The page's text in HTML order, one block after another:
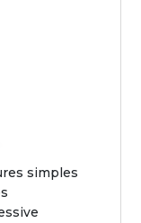
simples